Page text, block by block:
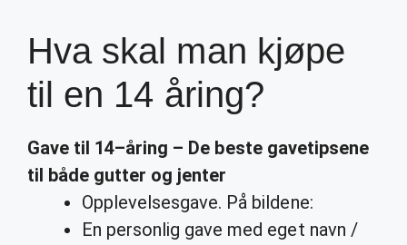
Hva skal man kjøpe
til en 14 åring?
Gave til 14–åring – De beste gavetipsene
til både gutter og jenter
Opplevelsesgave. På bildene:
En personlig gave med eget navn /